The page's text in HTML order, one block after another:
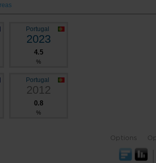
Portugal
2023
4.5
%
Portugal
2012
0.8
%
Options